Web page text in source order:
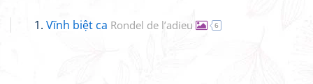
Vĩnh biệt ca Rondel de l’adieu 6